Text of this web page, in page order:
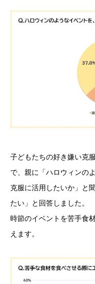
子どもたちの好き嫌い克
で、親に「ハロウィンの
克服に活用したいか」と
たい」と回答しました。
時節のイベントを苦手食
えます。